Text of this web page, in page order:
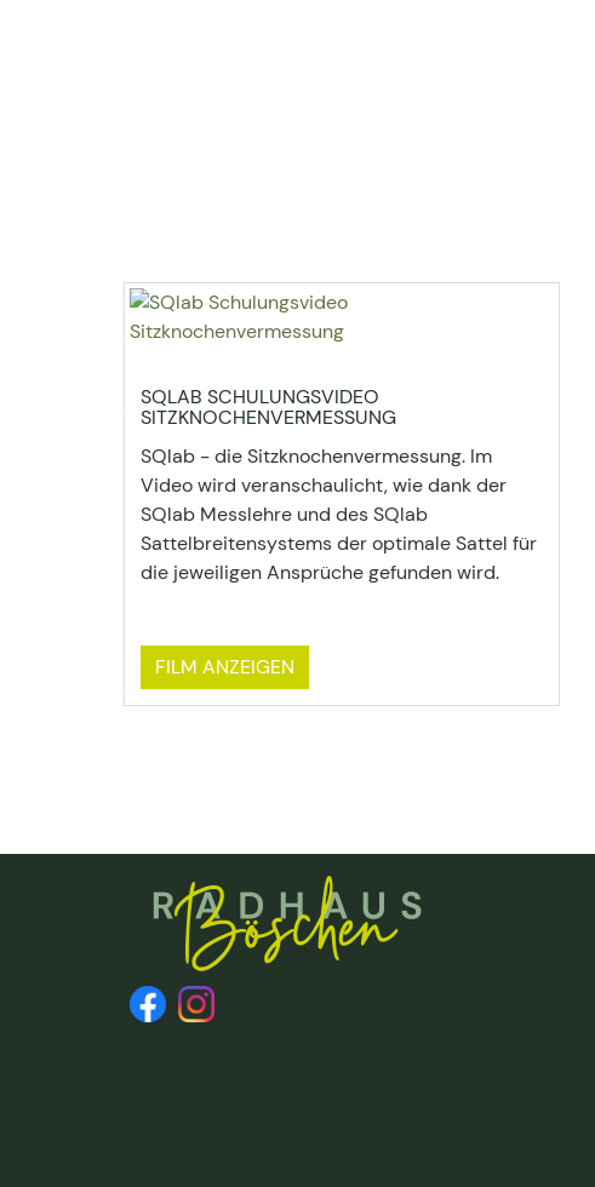
SQLAB SCHULUNGSVIDEO
SITZKNOCHENVERMESSUNG
SQlab - die Sitzknochenvermessung. Im
Video wird veranschaulicht, wie dank der
SQlab Messlehre und des SQlab
Sattelbreitensystems der optimale Sattel für
die jeweiligen Ansprüche gefunden wird.
FILM ANZEIGEN